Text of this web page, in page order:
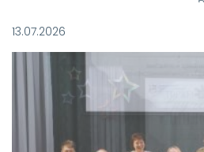
реализуется при поддержке
13.07.2026